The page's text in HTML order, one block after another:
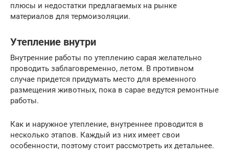
плюсы и недостатки предлагаемых на рынке
материалов для термоизоляции.
Утепление внутри
Внутренние работы по утеплению сарая желательно
проводить заблаговременно, летом. В противном
случае придется придумать место для временного
размещения животных, пока в сарае ведутся ремонтные
работы.
Как и наружное утепление, внутреннее проводится в
несколько этапов. Каждый из них имеет свои
особенности, поэтому стоит рассмотреть их детальнее.